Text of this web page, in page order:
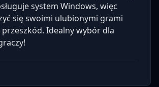
system Windows, więc
się swoimi ulubionymi grami
przeszkód. Idealny wybór dla